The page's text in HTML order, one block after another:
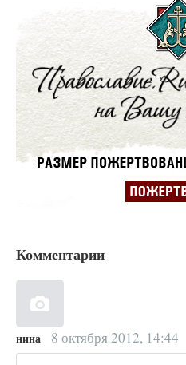
Комментарии
нина 8 октября 2012, 14:44